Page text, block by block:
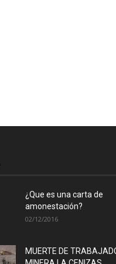
¿Que es una carta de
amonestación?
02/12/2016
MUERTE DE